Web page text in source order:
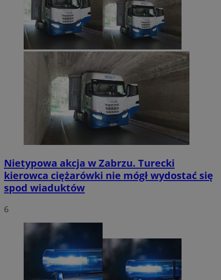
Nietypowa akcja w Zabrzu. Turecki
kierowca ciężarówki nie mógł wydostać się
spod wiaduktów
6